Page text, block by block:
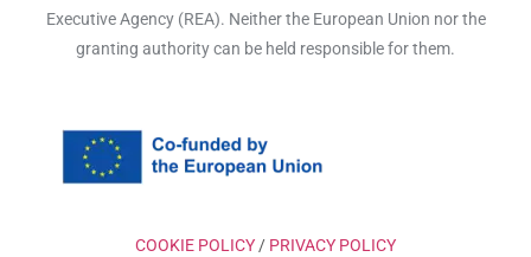
Executive Agency (REA). Neither the European Union nor the
granting authority can be held responsible for them.
COOKIE POLICY/ PRIVACY POLICY